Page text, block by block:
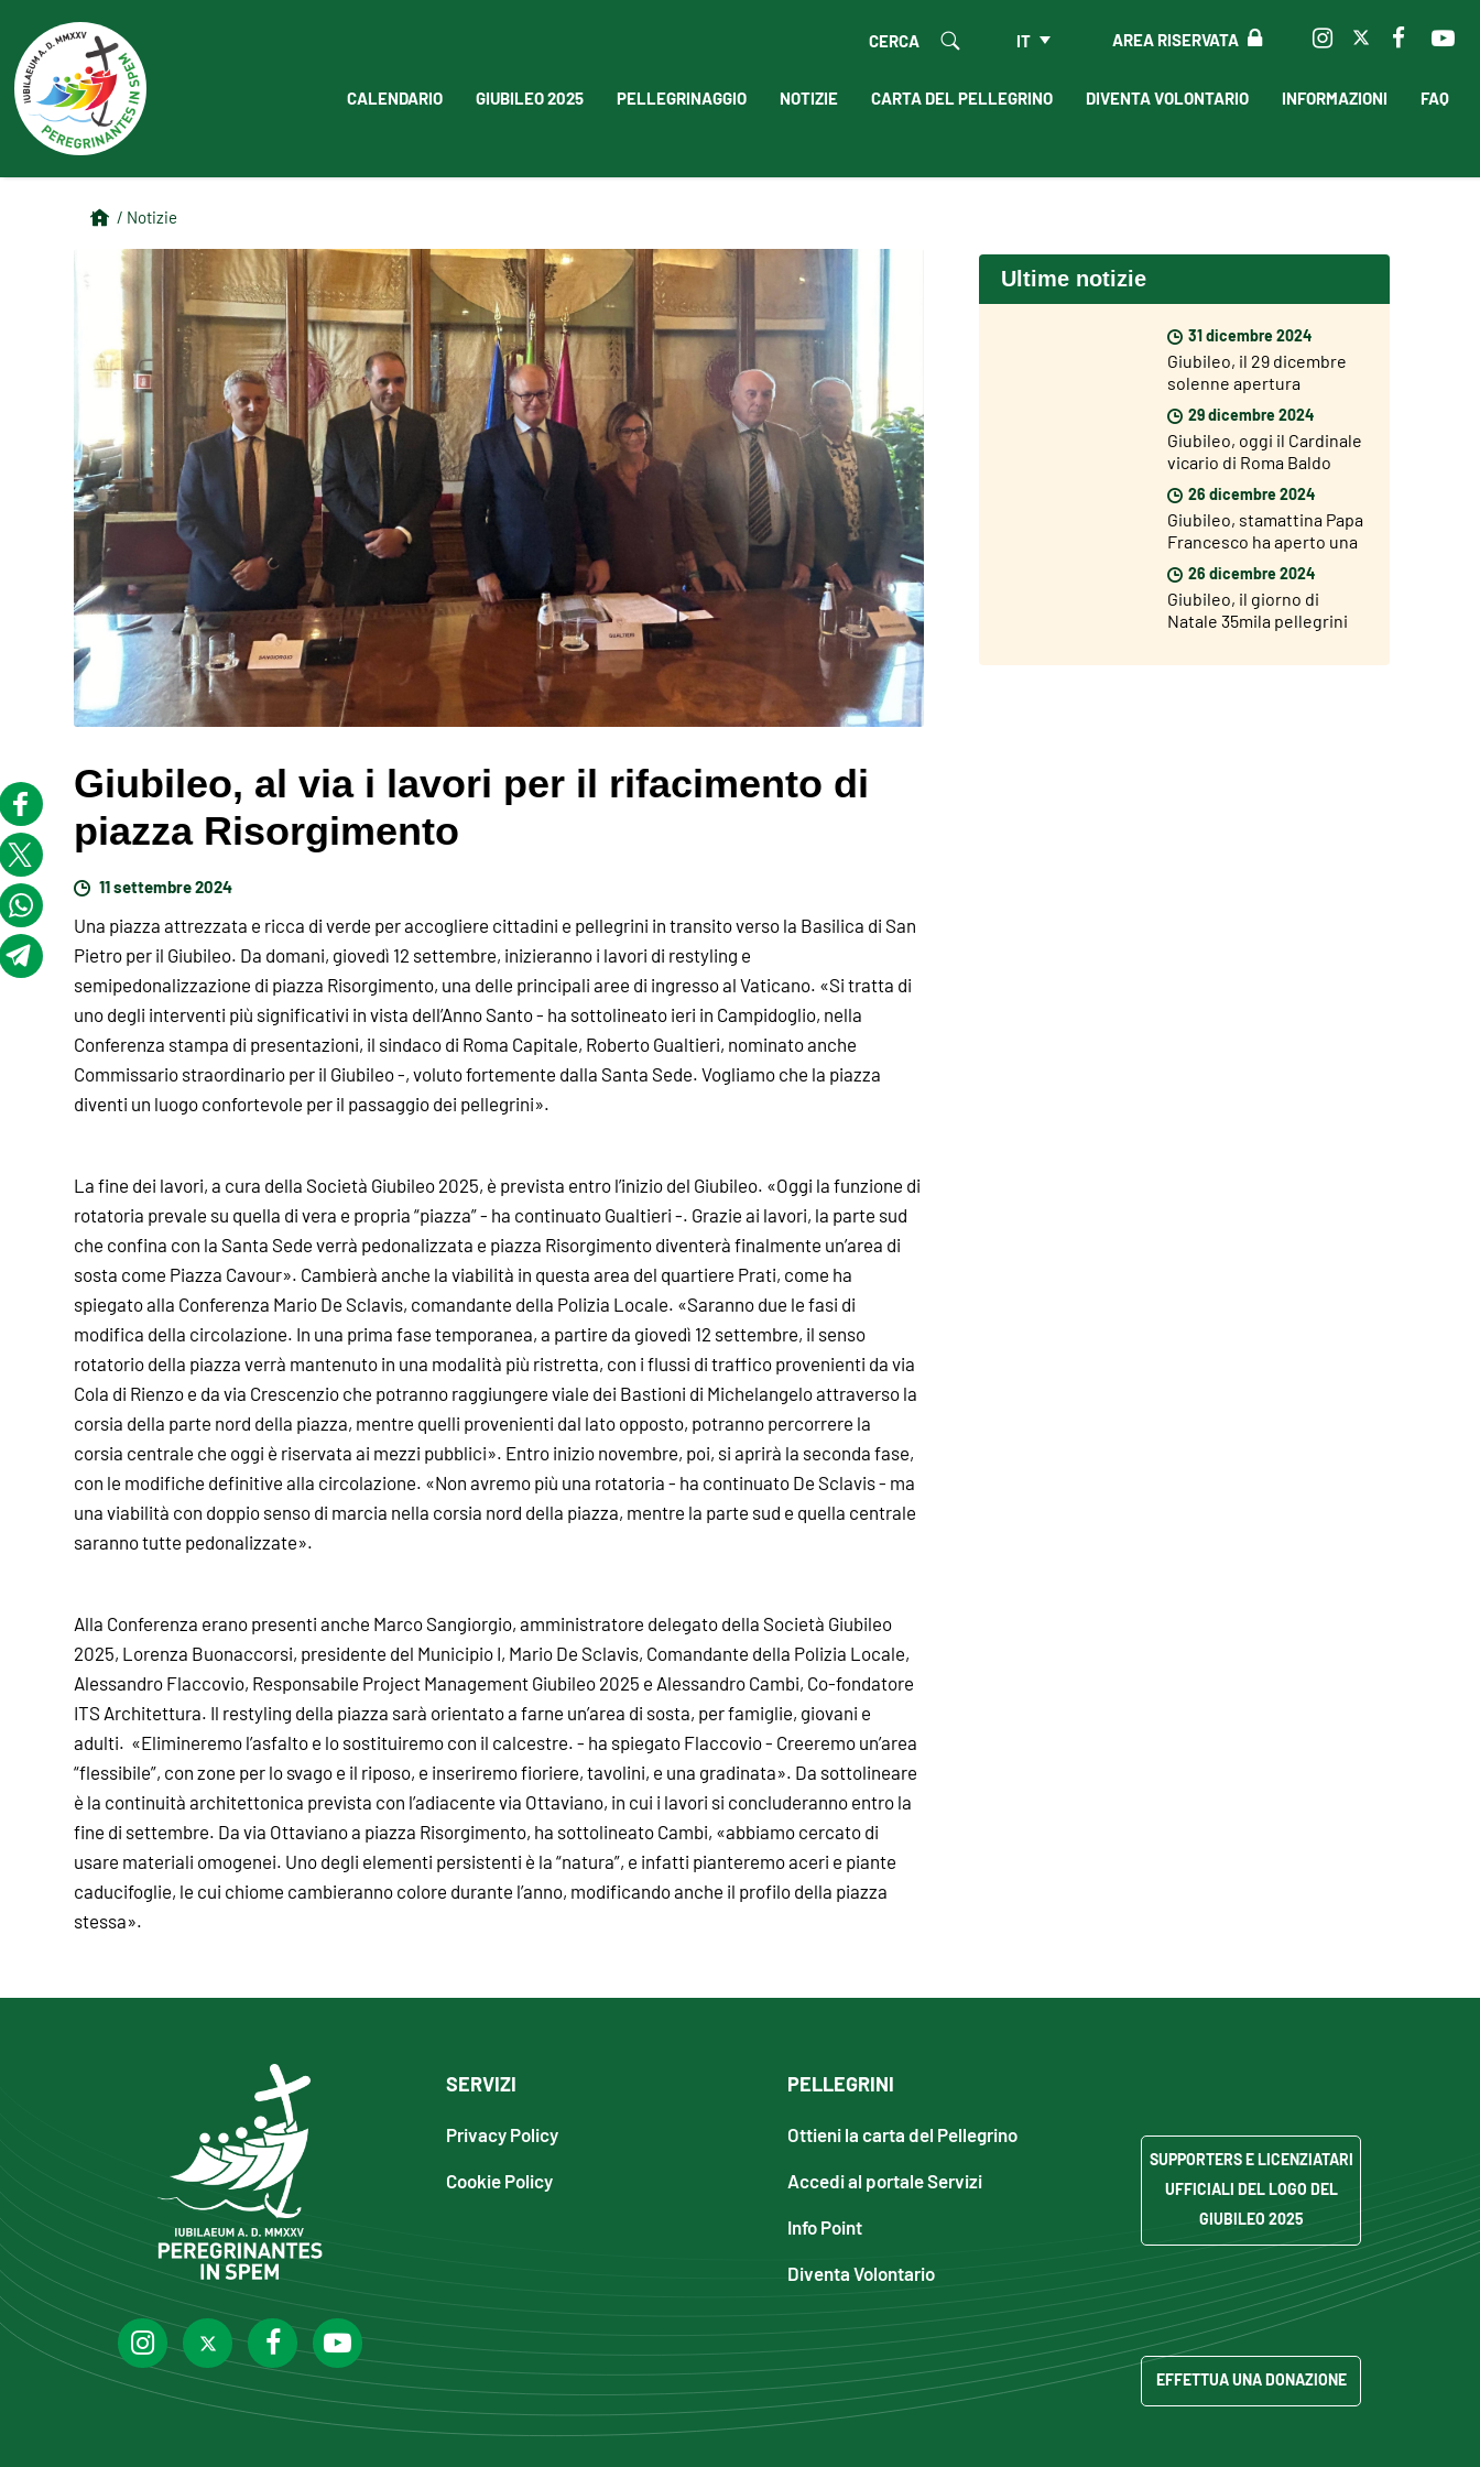
AREA RISERVATA
IT
CERCA
CALENDARIO GIUBILEO 2025 PELLEGRINAGGIO NOTIZIE CARTA DEL PELLEGRINO DIVENTA VOLONTARIO INFORMAZIONI FAQ
/ Notizie
Giubileo, al via i lavori per il rifacimento di
piazza Risorgimento
11 settembre 2024
Una piazza attrezzata e ricca di verde per accogliere cittadini e pellegrini in transito verso la Basilica di San
Pietro per il Giubileo. Da domani, giovedì 12 settembre, inizieranno i lavori di restyling e
semipedonalizzazione di piazza Risorgimento, una delle principali aree di ingresso al Vaticano. «Si tratta di
uno degli interventi più significativi in vista dell’Anno Santo - ha sottolineato ieri in Campidoglio, nella
Conferenza stampa di presentazioni, il sindaco di Roma Capitale, Roberto Gualtieri, nominato anche
Commissario straordinario per il Giubileo -, voluto fortemente dalla Santa Sede. Vogliamo che la piazza
diventi un luogo confortevole per il passaggio dei pellegrini».
La fine dei lavori, a cura della Società Giubileo 2025, è prevista entro l’inizio del Giubileo. «Oggi la funzione di
rotatoria prevale su quella di vera e propria “piazza” - ha continuato Gualtieri -. Grazie ai lavori, la parte sud
che confina con la Santa Sede verrà pedonalizzata e piazza Risorgimento diventerà finalmente un’area di
sosta come Piazza Cavour». Cambierà anche la viabilità in questa area del quartiere Prati, come ha
spiegato alla Conferenza Mario De Sclavis, comandante della Polizia Locale. «Saranno due le fasi di
modifica della circolazione. In una prima fase temporanea, a partire da giovedì 12 settembre, il senso
rotatorio della piazza verrà mantenuto in una modalità più ristretta, con i flussi di traffico provenienti da via
Cola di Rienzo e da via Crescenzio che potranno raggiungere viale dei Bastioni di Michelangelo attraverso la
corsia della parte nord della piazza, mentre quelli provenienti dal lato opposto, potranno percorrere la
corsia centrale che oggi è riservata ai mezzi pubblici». Entro inizio novembre, poi, si aprirà la seconda fase,
con le modifiche definitive alla circolazione. «Non avremo più una rotatoria - ha continuato De Sclavis - ma
una viabilità con doppio senso di marcia nella corsia nord della piazza, mentre la parte sud e quella centrale
saranno tutte pedonalizzate».
Alla Conferenza erano presenti anche Marco Sangiorgio, amministratore delegato della Società Giubileo
2025, Lorenza Buonaccorsi, presidente del Municipio I, Mario De Sclavis, Comandante della Polizia Locale,
Alessandro Flaccovio, Responsabile Project Management Giubileo 2025 e Alessandro Cambi, Co-fondatore
ITS Architettura. Il restyling della piazza sarà orientato a farne un’area di sosta, per famiglie, giovani e
adulti. «Elimineremo l’asfalto e lo sostituiremo con il calcestre. - ha spiegato Flaccovio - Creeremo un’area
“flessibile”, con zone per lo svago e il riposo, e inseriremo fioriere, tavolini, e una gradinata». Da sottolineare
è la continuità architettonica prevista con l’adiacente via Ottaviano, in cui i lavori si concluderanno entro la
fine di settembre. Da via Ottaviano a piazza Risorgimento, ha sottolineato Cambi, «abbiamo cercato di
usare materiali omogenei. Uno degli elementi persistenti è la “natura”, e infatti pianteremo aceri e piante
caducifoglie, le cui chiome cambieranno colore durante l’anno, modificando anche il profilo della piazza
stessa».
Ultime notizie
31 dicembre 2024
Giubileo, il 29 dicembre
solenne apertura
dell’Anno Giubilare nelle
diocesi del mondo
29 dicembre 2024
Giubileo, oggi il Cardinale
vicario di Roma Baldo
Reina ha aperto la Porta
Santa di San Giovanni
26 dicembre 2024
Giubileo, stamattina Papa
Francesco ha aperto una
Porta Santa nel carcere di
Rebibbia
26 dicembre 2024
Giubileo, il giorno di
Natale 35mila pellegrini
Porta Santa di San Pietro
SERVIZI
Privacy Policy
Cookie Policy
PELLEGRINI
Ottieni la carta del Pellegrino
Accedi al portale Servizi
Info Point
Diventa Volontario
SUPPORTERS E LICENZIATARI
UFFICIALI DEL LOGO DEL
GIUBILEO 2025
EFFETTUA UNA DONAZIONE